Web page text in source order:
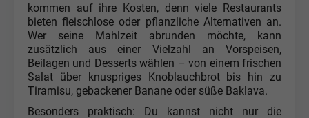
kommen auf ihre Kosten, denn viele Restaurants
bieten fleischlose oder pflanzliche Alternativen an.
Wer seine Mahlzeit abrunden möchte, kann
zusätzlich aus einer Vielzahl an Vorspeisen,
Beilagen und Desserts wählen – von einem frischen
Salat über knuspriges Knoblauchbrot bis hin zu
Tiramisu, gebackener Banane oder süße Baklava.
Besonders praktisch: Du kannst nicht nur die